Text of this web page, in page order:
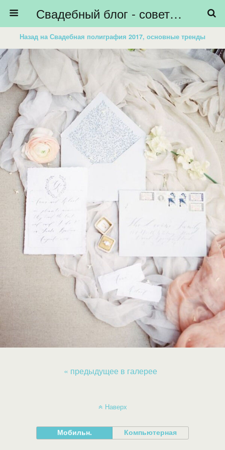
Свадебный блог - советы невестам, подготовка к свадьбе - HiBride
Назад на Свадебная полиграфия 2017, основные тренды
« предыдущее в галерее
Наверх
Мобильн. Компьютерная